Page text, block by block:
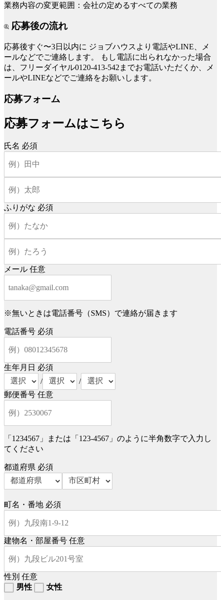
業務内容の変更範囲：会社の定めるすべての業務
応募後の流れ
応募後すぐ〜3日以内に ジョブハウスより電話やLINE、メ
ールなどでご連絡します。
もし電話に出られなかった場合
は、フリーダイヤル0120-413-542までお電話いただくか、メ
ールやLINEなどでご連絡をお願いします。
応募フォーム
応募フォームはこちら
氏名 必須
ふりがな 必須
メール 任意
※無いときは電話番号（SMS）で連絡が届きます
電話番号 必須
生年月日 必須
/
/
郵便番号 任意
「1234567」または「123-4567」のように半角数字で入力し
てください
都道府県 必須
町名・番地 必須
建物名・部屋番号 任意
性別 任意
男性
女性